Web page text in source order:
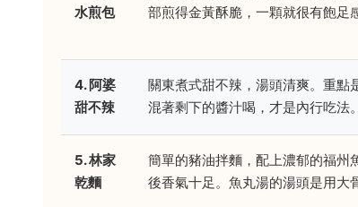
水煎包
部煎得金黃酥脆，一顆就很有飽足
4. 阿婆
甜不辣
關東煮式甜不辣，湯頭清爽。重點
混著剩下的醬汁喝，才是內行吃法
5. 林家
乾麵
簡單的豬油拌麵，配上濃郁的福州
後香氣十足。魚丸湯的湯頭是用大